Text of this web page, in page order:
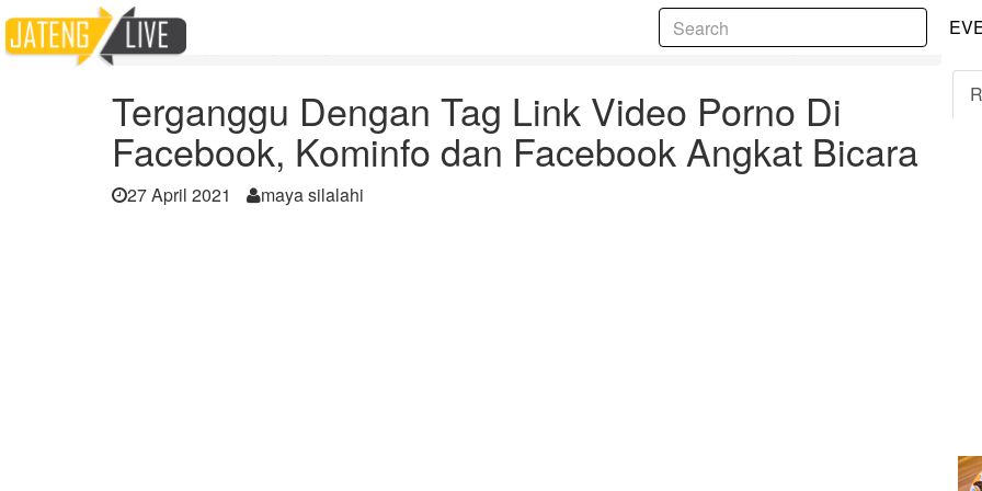
Home
Terganggu Dengan Tag Link Video Porno Di Facebook, Kominfo dan Facebook Angkat Bicara
Terganggu Dengan Tag Link Video Porno Di
Facebook, Kominfo dan Facebook Angkat Bicara
27 April 2021 maya silalahi